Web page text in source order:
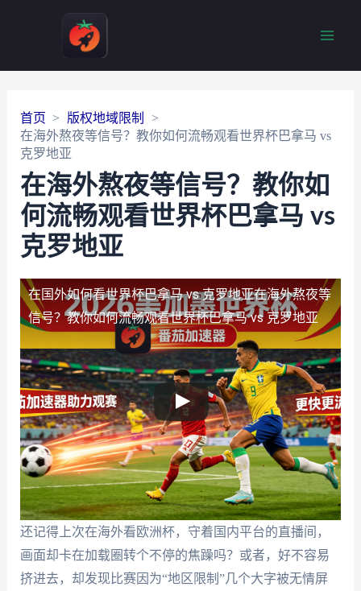
首页
版权地域限制
在海外熬夜等信号？教你如何流畅观看世界杯巴拿马 vs
克罗地亚
在海外熬夜等信号？教你如
何流畅观看世界杯巴拿马 vs
克罗地亚
在国外如何看世界杯巴拿马 vs 克罗地亚在海外熬夜等
信号？教你如何流畅观看世界杯巴拿马 vs 克罗地亚
还记得上次在海外看欧洲杯，守着国内平台的直播间，
画面却卡在加载圈转个不停的焦躁吗？或者，好不容易
挤进去，却发现比赛因为“地区限制”几个大字被无情屏